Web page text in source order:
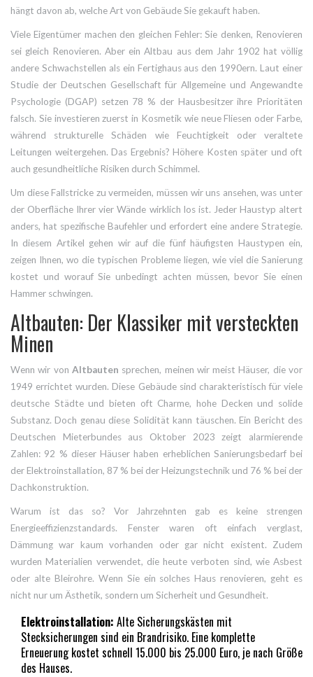
hängt davon ab, welche Art von Gebäude Sie gekauft haben.
Viele Eigentümer machen den gleichen Fehler: Sie denken, Renovieren
sei gleich Renovieren. Aber einAltbau aus dem Jahr 1902 hat völlig
andere Schwachstellen als ein Fertighausaus den 1990ern. Laut einer
Studie der Deutschen Gesellschaft für Allgemeine und Angewandte
Psychologie (DGAP) setzen 78 % der Hausbesitzer ihre Prioritäten
falsch. Sie investieren zuerst in Kosmetik wie neue Fliesen oder Farbe,
während strukturelle Schäden wie Feuchtigkeit oder veraltete
Leitungen weitergehen. Das Ergebnis? Höhere Kosten später und oft
auch gesundheitliche Risiken durch Schimmel.
Um diese Fallstricke zu vermeiden, müssen wir uns ansehen, was unter
der Oberfläche Ihrer vier Wände wirklich los ist. Jeder Haustyp altert
anders, hat spezifische Baufehler und erfordert eine andere Strategie.
In diesem Artikel gehen wir auf die fünf häufigsten Haustypen ein,
zeigen Ihnen, wo die typischen Probleme liegen, wie viel die Sanierung
kostet und worauf Sie unbedingt achten müssen, bevor Sie einen
Hammer schwingen.
Altbauten: Der Klassiker mit versteckten
Minen
Wenn wir von Altbauten sprechen, meinen wir meist Häuser, die vor
1949 errichtet wurden. Diese Gebäude sind charakteristisch für viele
deutsche Städte und bieten oft Charme, hohe Decken und solide
Substanz. Doch genau diese Solidität kann täuschen. Ein Bericht des
Deutschen Mieterbundes aus Oktober 2023 zeigt alarmierende
Zahlen: 92 % dieser Häuser haben erheblichen Sanierungsbedarf bei
der Elektroinstallation, 87 % bei der Heizungstechnik und 76 % bei der
Dachkonstruktion.
Warum ist das so? Vor Jahrzehnten gab es keine strengen
Energieeffizienzstandards. Fenster waren oft einfach verglast,
Dämmung war kaum vorhanden oder gar nicht existent. Zudem
wurden Materialien verwendet, die heute verboten sind, wie Asbest
oder alte Bleirohre. Wenn Sie ein solches Haus renovieren, geht es
nicht nur um Ästhetik, sondern um Sicherheit und Gesundheit.
Elektroinstallation: Alte Sicherungskästen mit
Stecksicherungen sind ein Brandrisiko. Eine komplette
Erneuerung kostet schnell 15.000 bis 25.000 Euro, je nach Größe
des Hauses.